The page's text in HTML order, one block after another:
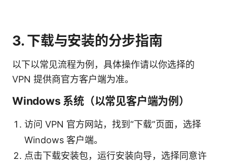
3. 下载与安装的分步指南
以下以常见流程为例，具体操作请以你选择的
VPN 提供商官方客户端为准。
Windows 系统（以常见客户端为例）
访问 VPN 官方网站，找到“下载”页面，选择
Windows 客户端。
点击下载安装包，运行安装向导，选择同意许